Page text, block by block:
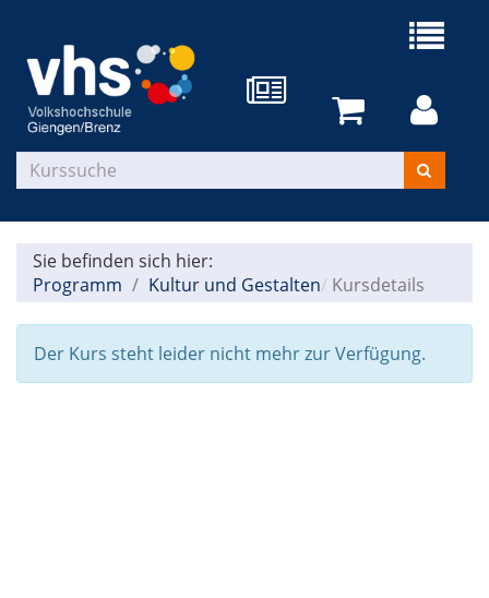
Sie befinden sich hier:
Programm
Kultur und Gestalten Kursdetails
Der Kurs steht leider nicht mehr zur Verfügung.